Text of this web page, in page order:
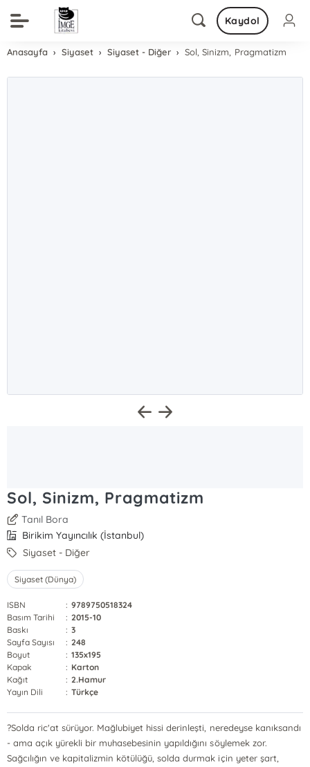
Kaydol
Anasayfa Siyaset Siyaset - Diğer Sol, Sinizm, Pragmatizm
Sol, Sinizm, Pragmatizm
Tanıl Bora
Birikim Yayıncılık (İstanbul)
Siyaset - Diğer
Siyaset (Dünya)
ISBN : 9789750518324
Basım Tarihi
: 2015-10
Baskı
: 3
Sayfa Sayısı
: 248
Boyut
: 135x195
Kapak
: Karton
Kağıt
: 2.Hamur
Yayın Dili
: Türkçe
?Solda ric'at sürüyor. Mağlubiyet hissi derinleşti, neredeyse kanıksandı
- ama açık yürekli bir muhasebesinin yapıldığını söylemek zor.
Sağcılığın ve kapitalizmin kötülüğü, solda durmak için yeter şart,